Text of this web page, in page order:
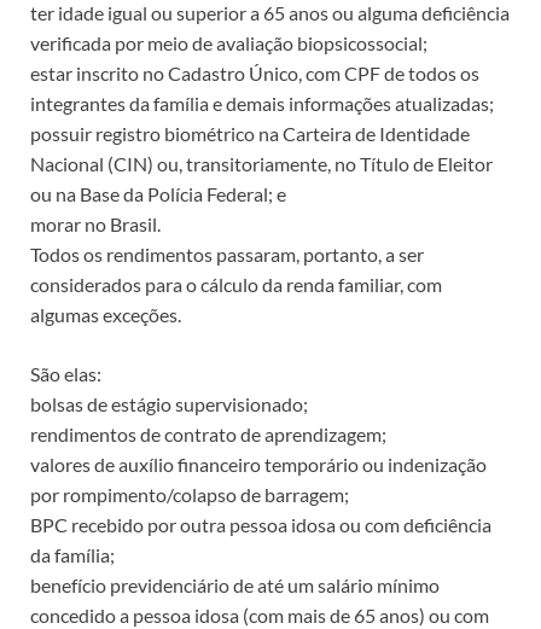
ter idade igual ou superior a 65 anos ou alguma deficiência
verificada por meio de avaliação biopsicossocial;
estar inscrito no Cadastro Único, com CPF de todos os
integrantes da família e demais informações atualizadas;
possuir registro biométrico na Carteira de Identidade
Nacional (CIN) ou, transitoriamente, no Título de Eleitor
ou na Base da Polícia Federal; e
morar no Brasil.
Todos os rendimentos passaram, portanto, a ser
considerados para o cálculo da renda familiar, com
algumas exceções.
São elas:
bolsas de estágio supervisionado;
rendimentos de contrato de aprendizagem;
valores de auxílio financeiro temporário ou indenização
por rompimento/colapso de barragem;
BPC recebido por outra pessoa idosa ou com deficiência
da família;
benefício previdenciário de até um salário mínimo
concedido a pessoa idosa (com mais de 65 anos) ou com